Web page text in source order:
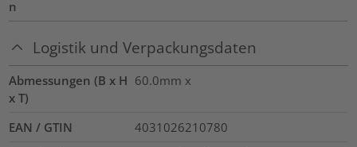
n
Logistik und Verpackungsdaten
Abmessungen (B x H
x T)
60.0mm x
EAN / GTIN
4031026210780